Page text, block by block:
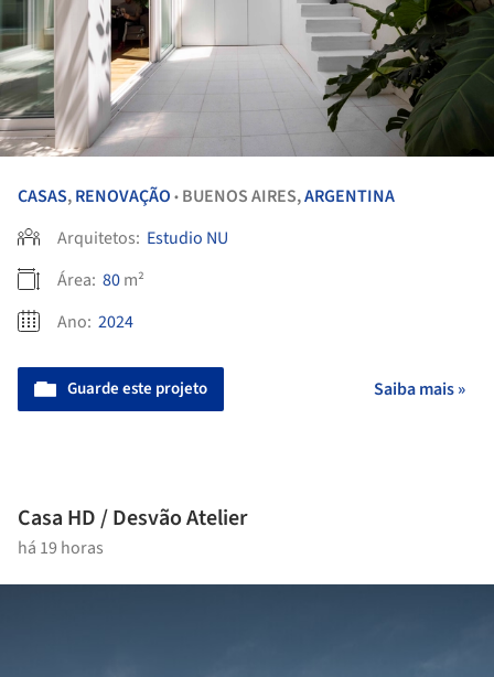
CASAS,RENOVAÇÃO • BUENOS AIRES,ARGENTINA
Arquitetos: Estudio NU
Área: 80m²
Ano: 2024
Guarde este projeto Saiba mais »
Casa HD / Desvão Atelier
há 19 horas